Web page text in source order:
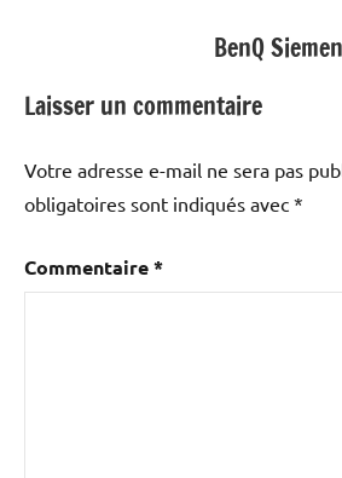
BenQ
Laisser un commentaire
Votre adresse e-mail ne sera pas
obligatoires sont indiqués avec *
Commentaire*